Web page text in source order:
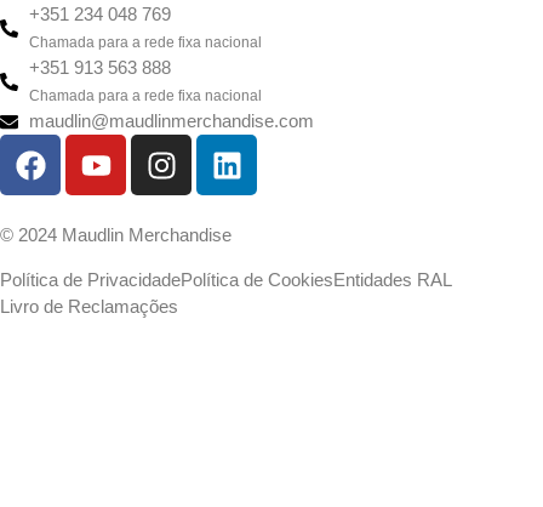
+351 234 048 769
Chamada para a rede fixa nacional
+351 913 563 888
Chamada para a rede fixa nacional
maudlin@maudlinmerchandise.com
© 2024 Maudlin Merchandise
Política de PrivacidadePolítica de CookiesEntidades RAL
Livro de Reclamações